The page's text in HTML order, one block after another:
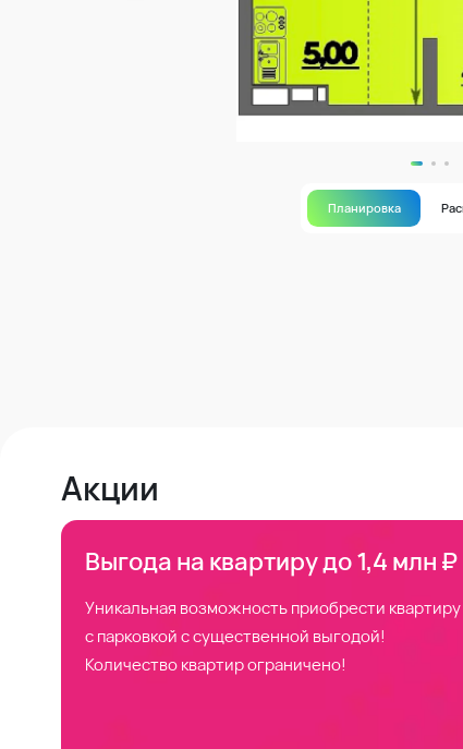
Планировка
Акции
Выгода на квартиру до 1,4 млн ₽
Уникальная возможность приобрести квартиру
с парковкой с существенной выгодой!
Количество квартир ограничено!